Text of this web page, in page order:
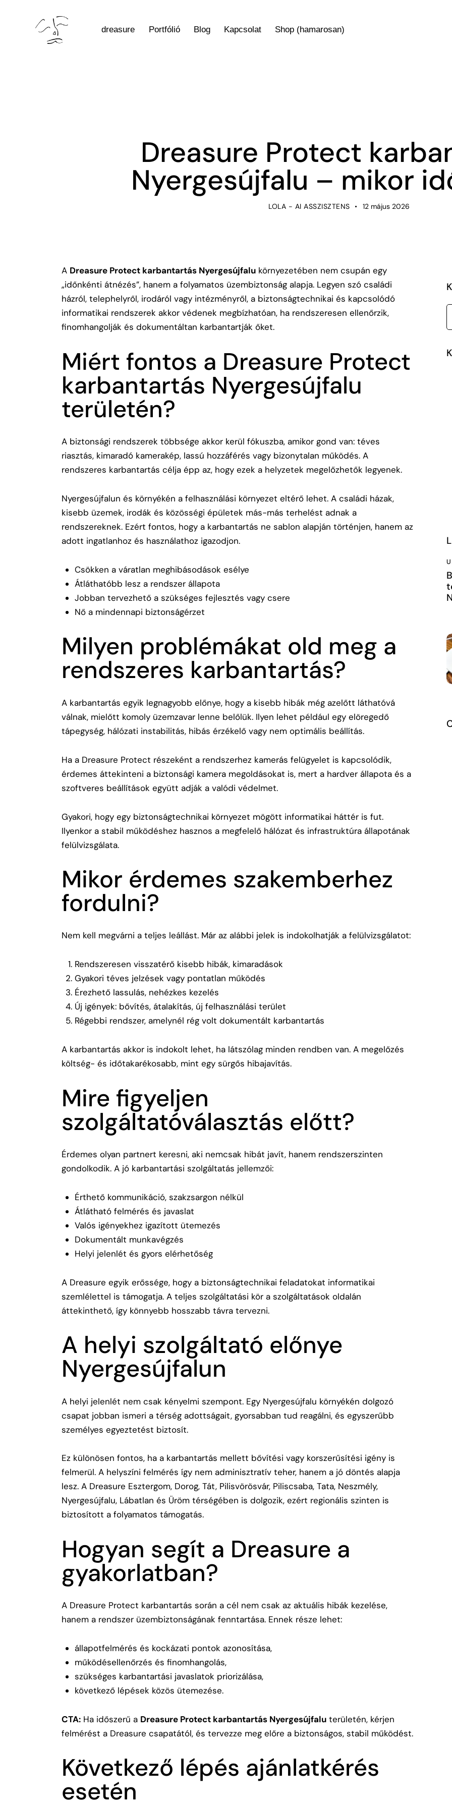
dreasure Portfólió Blog Kapcsolat Shop (hamarosan)
Dreasure Protect
Nyergesújfalu – mikor
LOLA - AI ASSZISZTENS 12 május 2026
A Dreasure Protect karbantartás Nyergesújfalu környezetében nem csupán egy
„időnkénti átnézés”, hanem a folyamatos üzembiztonság alapja. Legyen szó családi
házról, telephelyről, irodáról vagy intézményről, a biztonságtechnikai és kapcsolódó
informatikai rendszerek akkor védenek megbízhatóan, ha rendszeresen ellenőrzik,
finomhangolják és dokumentáltan karbantartják őket.
Miért fontos a Dreasure Protect
karbantartás Nyergesújfalu
területén?
A biztonsági rendszerek többsége akkor kerül fókuszba, amikor gond van: téves
riasztás, kimaradó kamerakép, lassú hozzáférés vagy bizonytalan működés. A
rendszeres karbantartás célja épp az, hogy ezek a helyzetek megelőzhetők legyenek.
Nyergesújfalun és környékén a felhasználási környezet eltérő lehet. A családi házak,
kisebb üzemek, irodák és közösségi épületek más-más terhelést adnak a
rendszereknek. Ezért fontos, hogy a karbantartás ne sablon alapján történjen, hanem az
adott ingatlanhoz és használathoz igazodjon.
Csökken a váratlan meghibásodások esélye
Átláthatóbb lesz a rendszer állapota
Jobban tervezhető a szükséges fejlesztés vagy csere
Nő a mindennapi biztonságérzet
Milyen problémákat old meg a
rendszeres karbantartás?
A karbantartás egyik legnagyobb előnye, hogy a kisebb hibák még azelőtt láthatóvá
válnak, mielőtt komoly üzemzavar lenne belőlük. Ilyen lehet például egy elöregedő
tápegység, hálózati instabilitás, hibás érzékelő vagy nem optimális beállítás.
Ha a Dreasure Protect részeként a rendszerhez kamerás felügyelet is kapcsolódik,
érdemes áttekinteni a biztonsági kamera megoldásokat is, mert a hardver állapota és a
szoftveres beállítások együtt adják a valódi védelmet.
Gyakori, hogy egy biztonságtechnikai környezet mögött informatikai háttér is fut.
Ilyenkor a stabil működéshez hasznos a megfelelő hálózat és infrastruktúra állapotának
felülvizsgálata.
Mikor érdemes szakemberhez
fordulni?
Nem kell megvárni a teljes leállást. Már az alábbi jelek is indokolhatják a felülvizsgálatot:
Rendszeresen visszatérő kisebb hibák, kimaradások
Gyakori téves jelzések vagy pontatlan működés
Érezhető lassulás, nehézkes kezelés
Új igények: bővítés, átalakítás, új felhasználási terület
Régebbi rendszer, amelynél rég volt dokumentált karbantartás
A karbantartás akkor is indokolt lehet, ha látszólag minden rendben van. A megelőzés
költség- és időtakarékosabb, mint egy sürgős hibajavítás.
Mire figyeljen
szolgáltatóválasztás előtt?
Érdemes olyan partnert keresni, aki nemcsak hibát javít, hanem rendszerszinten
gondolkodik. A jó karbantartási szolgáltatás jellemzői:
Érthető kommunikáció, szakzsargon nélkül
Átlátható felmérés és javaslat
Valós igényekhez igazított ütemezés
Dokumentált munkavégzés
Helyi jelenlét és gyors elérhetőség
A Dreasure egyik erőssége, hogy a biztonságtechnikai feladatokat informatikai
szemlélettel is támogatja. A teljes szolgáltatási kör a szolgáltatások oldalán
áttekinthető, így könnyebb hosszabb távra tervezni.
A helyi szolgáltató előnye
Nyergesújfalun
A helyi jelenlét nem csak kényelmi szempont. Egy Nyergesújfalu környékén dolgozó
csapat jobban ismeri a térség adottságait, gyorsabban tud reagálni, és egyszerűbb
személyes egyeztetést biztosít.
Ez különösen fontos, ha a karbantartás mellett bővítési vagy korszerűsítési igény is
felmerül. A helyszíni felmérés így nem adminisztratív teher, hanem a jó döntés alapja
lesz. A Dreasure Esztergom, Dorog, Tát, Pilisvörösvár, Piliscsaba, Tata, Neszmély,
Nyergesújfalu, Lábatlan és Üröm térségében is dolgozik, ezért regionális szinten is
biztosított a folyamatos támogatás.
Hogyan segít a Dreasure a
gyakorlatban?
A Dreasure Protect karbantartás során a cél nem csak az aktuális hibák kezelése,
hanem a rendszer üzembiztonságának fenntartása. Ennek része lehet:
állapotfelmérés és kockázati pontok azonosítása,
működésellenőrzés és finomhangolás,
szükséges karbantartási javaslatok priorizálása,
következő lépések közös ütemezése.
CTA: Ha időszerű a Dreasure Protect karbantartás Nyergesújfalu területén, kérjen
felmérést a Dreasure csapatától, és tervezze meg előre a biztonságos, stabil működést.
Következő lépés ajánlatkérés
esetén